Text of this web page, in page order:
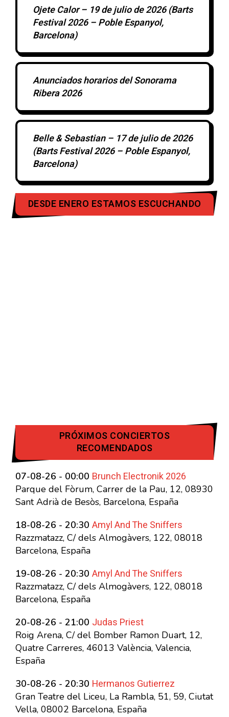
Ojete Calor – 19 de julio de 2026 (Barts
Festival 2026 – Poble Espanyol,
Barcelona)
Anunciados horarios del Sonorama
Ribera 2026
Belle & Sebastian – 17 de julio de 2026
(Barts Festival 2026 – Poble Espanyol,
Barcelona)
DESDE ENERO ESTAMOS ESCUCHANDO
PRÓXIMOS CONCIERTOS
RECOMENDADOS
07-08-26 - 00:00 Brunch Electronik 2026
Parque del Fòrum, Carrer de la Pau, 12, 08930
Sant Adrià de Besòs, Barcelona, España
18-08-26 - 20:30 Amyl And The Sniffers
Razzmatazz, C/ dels Almogàvers, 122, 08018
Barcelona, España
19-08-26 - 20:30 Amyl And The Sniffers
Razzmatazz, C/ dels Almogàvers, 122, 08018
Barcelona, España
20-08-26 - 21:00 Judas Priest
Roig Arena, C/ del Bomber Ramon Duart, 12,
Quatre Carreres, 46013 València, Valencia,
España
30-08-26 - 20:30 Hermanos Gutierrez
Gran Teatre del Liceu, La Rambla, 51, 59, Ciutat
Vella, 08002 Barcelona, España